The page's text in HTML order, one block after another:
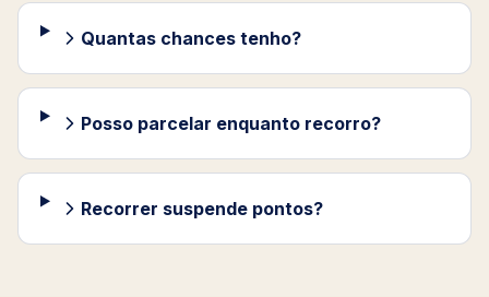
Quantas chances tenho?
Posso parcelar enquanto recorro?
Recorrer suspende pontos?